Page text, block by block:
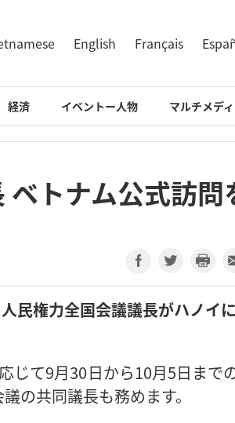
English Français
経済 イベントー人物 マルチメデ
トナム公式訪問
民権力全国会議議長がハノイ
じて9月30日から10月5日まで
の共同議長も務めます。